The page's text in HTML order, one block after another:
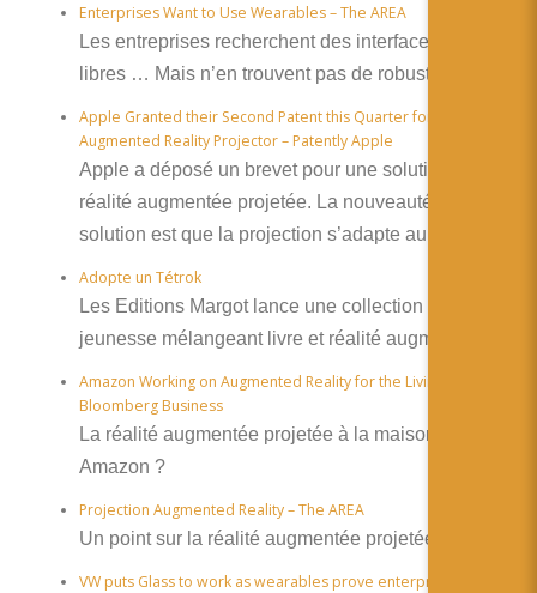
Enterprises Want to Use Wearables – The AREA
Les entreprises recherchent des interfaces mains
libres … Mais n’en trouvent pas de robustes
Apple Granted their Second Patent this Quarter for an Adaptive
Augmented Reality Projector – Patently Apple
Apple a déposé un brevet pour une solution de
réalité augmentée projetée. La nouveauté de cette
solution est que la projection s’adapte au support.
Adopte un Tétrok
Les Editions Margot lance une collection de livre
jeunesse mélangeant livre et réalité augmentée.
Amazon Working on Augmented Reality for the Living Room –
Bloomberg Business
La réalité augmentée projetée à la maison grâce à
Amazon ?
Projection Augmented Reality – The AREA
Un point sur la réalité augmentée projetée
VW puts Glass to work as wearables prove enterprise promise